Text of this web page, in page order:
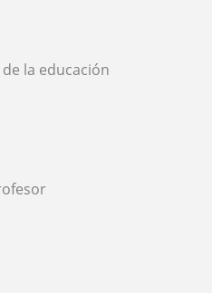
la educación